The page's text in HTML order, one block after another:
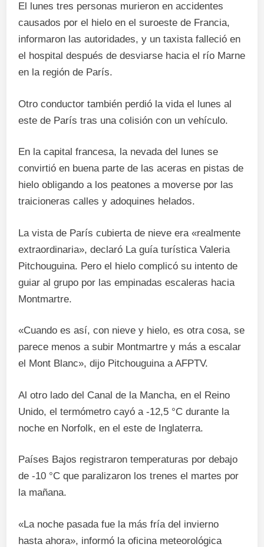
El lunes tres personas murieron en accidentes
causados ​​por el hielo en el suroeste de Francia,
informaron las autoridades, y un taxista falleció en
el hospital después de desviarse hacia el río Marne
en la región de París.
Otro conductor también perdió la vida el lunes al
este de París tras una colisión con un vehículo.
En la capital francesa, la nevada del lunes se
convirtió en buena parte de las aceras en pistas de
hielo obligando a los peatones a moverse por las
traicioneras calles y adoquines helados.
La vista de París cubierta de nieve era «realmente
extraordinaria», declaró La guía turística Valeria
Pitchouguina. Pero el hielo complicó su intento de
guiar al grupo por las empinadas escaleras hacia
Montmartre.
«Cuando es así, con nieve y hielo, es otra cosa, se
parece menos a subir Montmartre y más a escalar
el Mont Blanc», dijo Pitchouguina a AFPTV.
Al otro lado del Canal de la Mancha, en el Reino
Unido, el termómetro cayó a -12,5 °C durante la
noche en Norfolk, en el este de Inglaterra.
Países Bajos registraron temperaturas por debajo
de -10 °C que paralizaron los trenes el martes por
la mañana.
«La noche pasada fue la más fría del invierno
hasta ahora», informó la oficina meteorológica